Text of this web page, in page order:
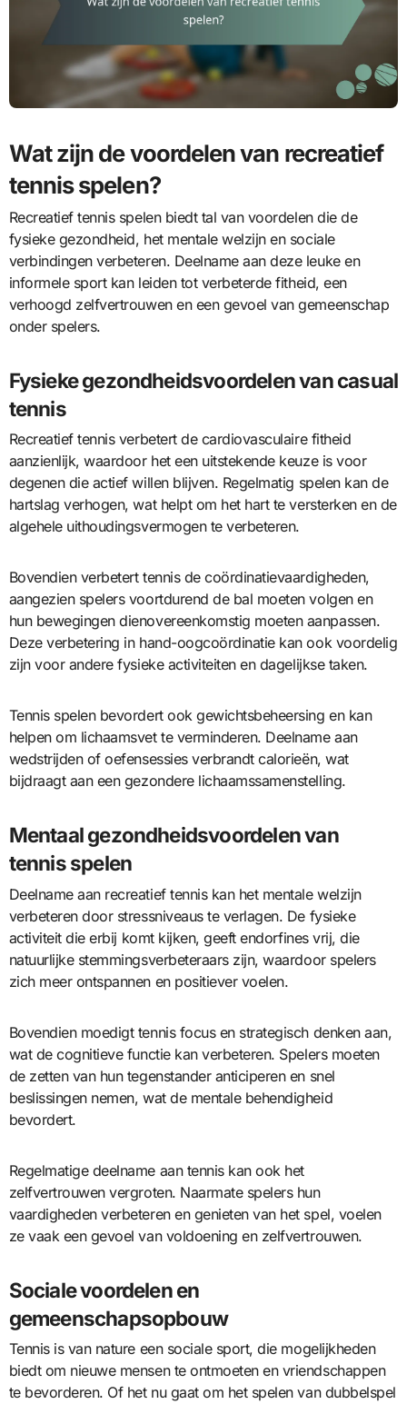
Wat zijn de voordelen van recreatief
tennis spelen?
Recreatief tennis spelen biedt tal van voordelen die de
fysieke gezondheid, het mentale welzijn en sociale
verbindingen verbeteren. Deelname aan deze leuke en
informele sport kan leiden tot verbeterde fitheid, een
verhoogd zelfvertrouwen en een gevoel van gemeenschap
onder spelers.
Fysieke gezondheidsvoordelen van casual
tennis
Recreatief tennis verbetert de cardiovasculaire fitheid
aanzienlijk, waardoor het een uitstekende keuze is voor
degenen die actief willen blijven. Regelmatig spelen kan de
hartslag verhogen, wat helpt om het hart te versterken en de
algehele uithoudingsvermogen te verbeteren.
Bovendien verbetert tennis de coördinatievaardigheden,
aangezien spelers voortdurend de bal moeten volgen en
hun bewegingen dienovereenkomstig moeten aanpassen.
Deze verbetering in hand-oogcoördinatie kan ook voordelig
zijn voor andere fysieke activiteiten en dagelijkse taken.
Tennis spelen bevordert ook gewichtsbeheersing en kan
helpen om lichaamsvet te verminderen. Deelname aan
wedstrijden of oefensessies verbrandt calorieën, wat
bijdraagt aan een gezondere lichaamssamenstelling.
Mentaal gezondheidsvoordelen van
tennis spelen
Deelname aan recreatief tennis kan het mentale welzijn
verbeteren door stressniveaus te verlagen. De fysieke
activiteit die erbij komt kijken, geeft endorfines vrij, die
natuurlijke stemmingsverbeteraars zijn, waardoor spelers
zich meer ontspannen en positiever voelen.
Bovendien moedigt tennis focus en strategisch denken aan,
wat de cognitieve functie kan verbeteren. Spelers moeten
de zetten van hun tegenstander anticiperen en snel
beslissingen nemen, wat de mentale behendigheid
bevordert.
Regelmatige deelname aan tennis kan ook het
zelfvertrouwen vergroten. Naarmate spelers hun
vaardigheden verbeteren en genieten van het spel, voelen
ze vaak een gevoel van voldoening en zelfvertrouwen.
Sociale voordelen en
gemeenschapsopbouw
Tennis is van nature een sociale sport, die mogelijkheden
biedt om nieuwe mensen te ontmoeten en vriendschappen
te bevorderen. Of het nu gaat om het spelen van dubbelspel